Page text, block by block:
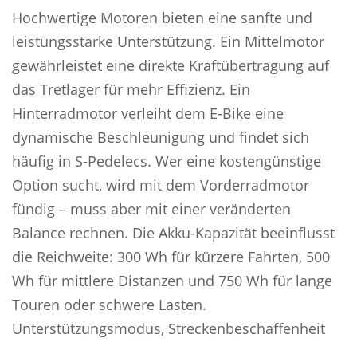
Hochwertige Motoren bieten eine sanfte und
leistungsstarke Unterstützung. Ein Mittelmotor
gewährleistet eine direkte Kraftübertragung auf
das Tretlager für mehr Effizienz. Ein
Hinterradmotor verleiht dem E-Bike eine
dynamische Beschleunigung und findet sich
häufig in S-Pedelecs. Wer eine kostengünstige
Option sucht, wird mit dem Vorderradmotor
fündig – muss aber mit einer veränderten
Balance rechnen. Die Akku-Kapazität beeinflusst
die Reichweite: 300 Wh für kürzere Fahrten, 500
Wh für mittlere Distanzen und 750 Wh für lange
Touren oder schwere Lasten.
Unterstützungsmodus, Streckenbeschaffenheit